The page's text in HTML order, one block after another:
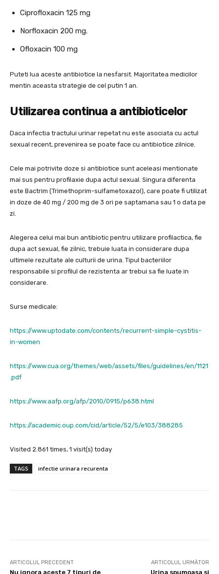
Ciprofloxacin 125 mg
Norfloxacin 200 mg.
Ofloxacin 100 mg
Puteti lua aceste antibiotice la nesfarsit. Majoritatea medicilor
mentin aceasta strategie de cel putin 1 an.
Utilizarea continua a antibioticelor
Daca infectia tractului urinar repetat nu este asociata cu actul
sexual recent, prevenirea se poate face cu antibiotice zilnice.
Cele mai potrivite doze si antibiotice sunt aceleasi mentionate
mai sus pentru profilaxie dupa actul sexual. Singura diferenta
este Bactrim (Trimethoprim-sulfametoxazol), care poate fi utilizat
in doze de 40 mg / 200 mg de 3 ori pe saptamana sau 1 o data pe
zi.
Alegerea celui mai bun antibiotic pentru utilizare profilactica, fie
dupa act sexual, fie zilnic, trebuie luata in considerare dupa
ultimele rezultate ale culturii de urina. Tipul bacteriilor
responsabile si profilul de rezistenta ar trebui sa fie luate in
considerare.
Surse medicale:
https://www.uptodate.com/contents/recurrent-simple-cystitis-
in-women
https://www.cua.org/themes/web/assets/files/guidelines/en/1121
.pdf
https://www.aafp.org/afp/2010/0915/p638.html
https://academic.oup.com/cid/article/52/5/e103/388285
Visited 2.861 times, 1 visit(s) today
TAGS infectie urinara recurenta
ARTICOLUL PRECEDENT
Nu ignora aceste 7 tipuri de
ARTICOLUL URMĂTOR
Urina spumoasa si